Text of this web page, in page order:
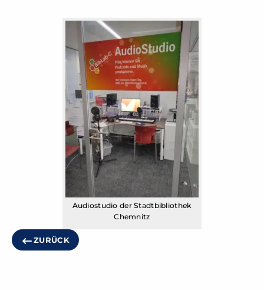
Audiostudio der Stadtbibliothek
Chemnitz
ZURÜCK